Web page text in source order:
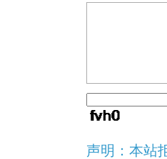
声明：本站